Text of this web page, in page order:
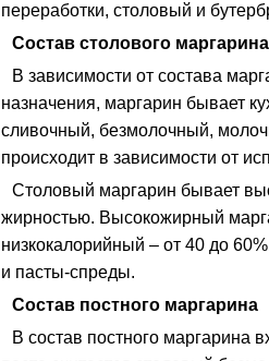
переработки, столовый и
Состав столового маргарина
В зависимости от состава
назначения, маргарин бывает
сливочный, безмолочный,
происходит в зависимости от
Столовый маргарин бывает
жирностью. Высокожирный
низкокалорийный – от 40 до
и пасты-спреды.
Состав постного маргарина
В состав постного маргарина